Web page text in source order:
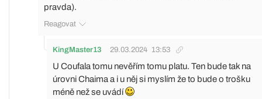
pravda).
Reagovat
KingMaster13 29.03.2024 13:53
U Coufala tomu nevěřím tomu platu. Ten bude tak na
úrovni Chaima a i u něj si myslím že to bude o trošku
méně než se uvádí